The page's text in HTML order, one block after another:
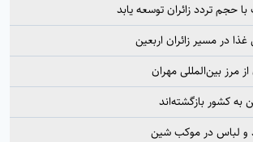
حجم تردد زائران توسعه یابد
مرز بین‌المللی مهران
و لباس در موکب شین